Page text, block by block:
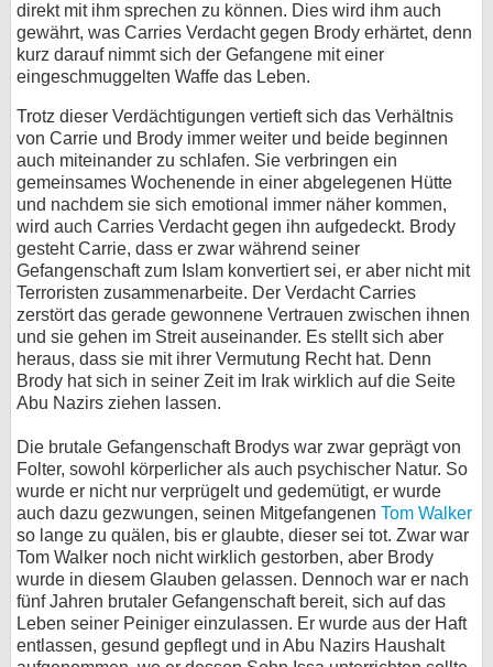
direkt mit ihm sprechen zu können. Dies wird ihm auch
gewährt, was Carries Verdacht gegen Brody erhärtet, denn
kurz darauf nimmt sich der Gefangene mit einer
eingeschmuggelten Waffe das Leben.
Trotz dieser Verdächtigungen vertieft sich das Verhältnis
von Carrie und Brody immer weiter und beide beginnen
auch miteinander zu schlafen. Sie verbringen ein
gemeinsames Wochenende in einer abgelegenen Hütte
und nachdem sie sich emotional immer näher kommen,
wird auch Carries Verdacht gegen ihn aufgedeckt. Brody
gesteht Carrie, dass er zwar während seiner
Gefangenschaft zum Islam konvertiert sei, er aber nicht mit
Terroristen zusammenarbeite. Der Verdacht Carries
zerstört das gerade gewonnene Vertrauen zwischen ihnen
und sie gehen im Streit auseinander. Es stellt sich aber
heraus, dass sie mit ihrer Vermutung Recht hat. Denn
Brody hat sich in seiner Zeit im Irak wirklich auf die Seite
Abu Nazirs ziehen lassen.
Die brutale Gefangenschaft Brodys war zwar geprägt von
Folter, sowohl körperlicher als auch psychischer Natur. So
wurde er nicht nur verprügelt und gedemütigt, er wurde
auch dazu gezwungen, seinen Mitgefangenen Tom Walker
so lange zu quälen, bis er glaubte, dieser sei tot. Zwar war
Tom Walker noch nicht wirklich gestorben, aber Brody
wurde in diesem Glauben gelassen. Dennoch war er nach
fünf Jahren brutaler Gefangenschaft bereit, sich auf das
Leben seiner Peiniger einzulassen. Er wurde aus der Haft
entlassen, gesund gepflegt und in Abu Nazirs Haushalt